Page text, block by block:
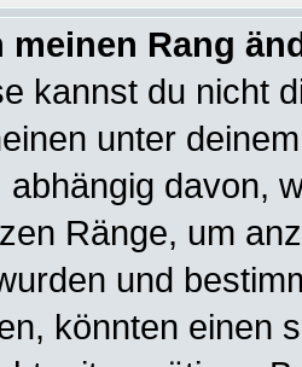
meinen Rang
kannst du nicht
unter
abhängig davon,
Ränge, um
und
könnten einen